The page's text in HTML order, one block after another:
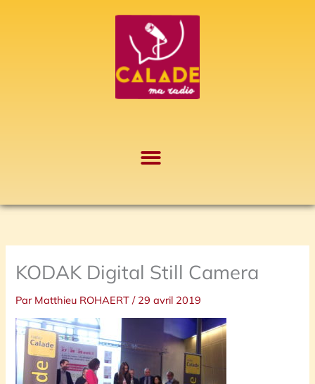
KODAK Digital Still Camera
Par Matthieu ROHAERT/ 29 avril 2019